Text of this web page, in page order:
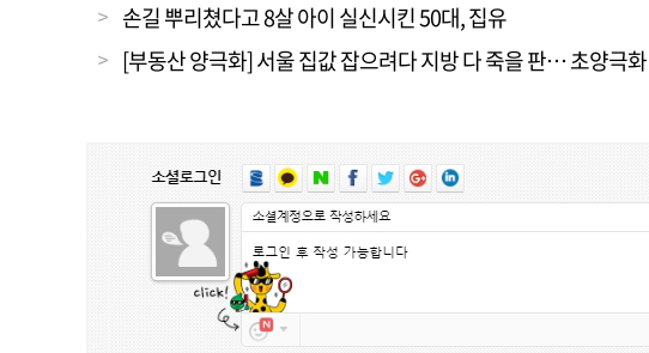
손길 뿌리쳤다고 8살 아이 실신시킨 50대, 집유
[부동산 양극화] 서울 집값 잡으려다 지방 다 죽을 판… 초양극